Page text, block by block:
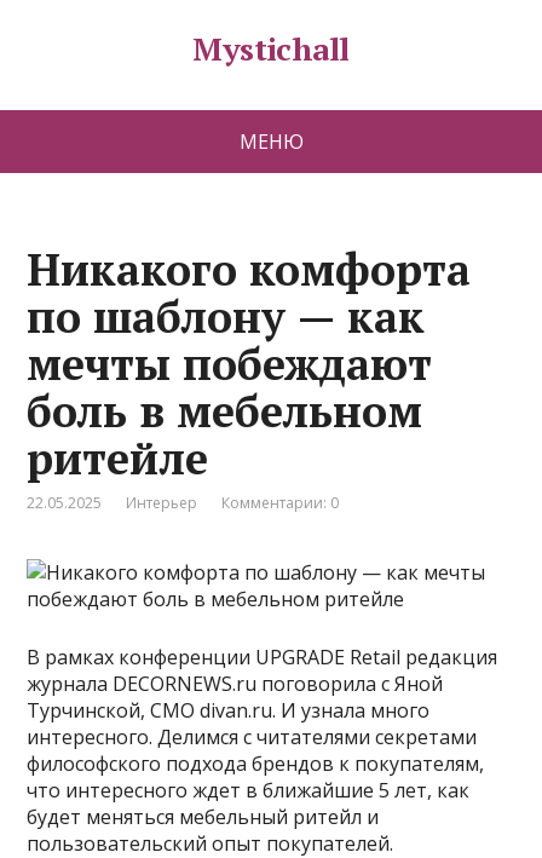
Mystichall
МЕНЮ
Никакого комфорта
по шаблону — как
мечты побеждают
боль в мебельном
ритейле
22.05.2025 Интерьер Комментарии: 0
В рамках конференции UPGRADE Retail редакция
журнала DECORNEWS.ru поговорила с Яной
Турчинской, CMO divan.ru. И узнала много
интересного. Делимся с читателями секретами
философского подхода брендов к покупателям,
что интересного ждет в ближайшие 5 лет, как
будет меняться мебельный ритейл и
пользовательский опыт покупателей.